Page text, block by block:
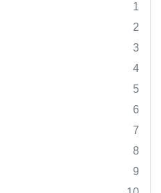
1
2
3
4
5
6
7
8
9